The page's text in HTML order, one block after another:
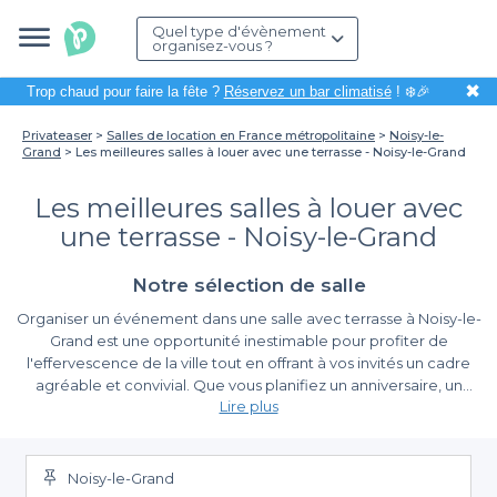
Quel type d'évènement
organisez-vous ?
Trop chaud pour faire la fête ? Réservez un bar climatisé! ❄️🎉 ✖
Privateaser Salles de location en France métropolitaine
Noisy-le-
Grand
Les meilleures salles à louer avec une terrasse - Noisy-le-Grand
Les meilleures salles à louer avec
une terrasse - Noisy-le-Grand
Notre sélection de salle
Organiser un événement dans une salle avec terrasse à Noisy-le-
Grand est une opportunité inestimable pour profiter de
l'effervescence de la ville tout en offrant à vos invités un cadre
agréable et convivial. Que vous planifiez un anniversaire, un
séminaire professionnel ou simplement une rencontre entre
relaxation à votre événement. Dans cette belle commune,
située à proximité du Marne, la diversité des salles à louer avec
Pourquoi choisir Privateaser pour votre réservation ?
En optant pour Privateaser, vous bénéficiez d'une
Lire plus
Noisy-le-Grand